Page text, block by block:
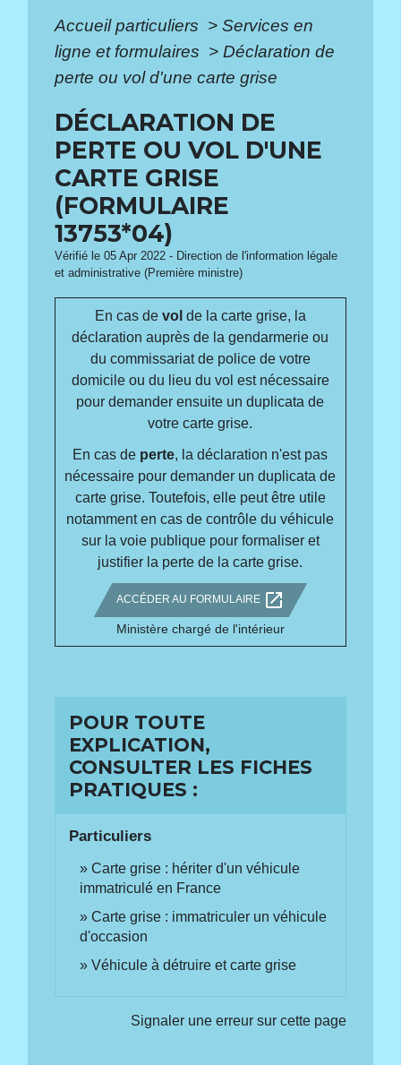
Accueil particuliers > Services en
ligne et formulaires > Déclaration de
perte ou vol d'une carte grise
DÉCLARATION DE
PERTE OU VOL D'UNE
CARTE GRISE
(FORMULAIRE
13753*04)
Vérifié le 05 Apr 2022 - Direction de l'information légale
et administrative (Première ministre)
En cas de vol de la carte grise, la
déclaration auprès de la gendarmerie ou
du commissariat de police de votre
domicile ou du lieu du vol est nécessaire
pour demander ensuite un duplicata de
votre carte grise.
En cas de perte, la déclaration n'est pas
nécessaire pour demander un duplicata de
carte grise. Toutefois, elle peut être utile
notamment en cas de contrôle du véhicule
sur la voie publique pour formaliser et
justifier la perte de la carte grise.
ACCÉDER AU FORMULAIRE open_in_new
Ministère chargé de l'intérieur
POUR TOUTE
EXPLICATION,
CONSULTER LES FICHES
PRATIQUES :
Particuliers
Carte grise : hériter d'un véhicule
immatriculé en France
Carte grise : immatriculer un véhicule
d'occasion
Véhicule à détruire et carte grise
Signaler une erreur sur cette page